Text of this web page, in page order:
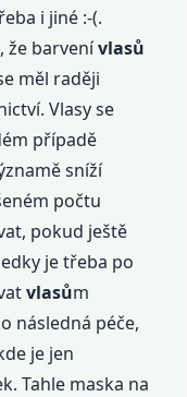
i jiné :-(.
že barvenívlasů
měl raději
Vlasy se
případě
sníží
počtu
pokud ještě
je třeba po
vlasům
následná péče,
je jen
Tahle maska na